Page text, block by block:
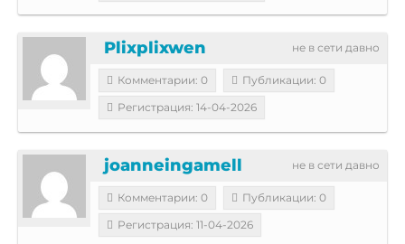
не в сети давно
Plixplixwen
Комментарии: 0
Публикации: 0
Регистрация: 14-04-2026
не в сети давно
joanneingamell
Комментарии: 0
Публикации: 0
Регистрация: 11-04-2026